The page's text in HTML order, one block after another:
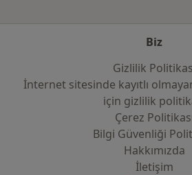
Biz
Gizlilik
İnternet sitesinde kayıtlı
i̇çin gizlilik
Çerez
Bilgi Güvenliği
Hakkımızda
İletişim